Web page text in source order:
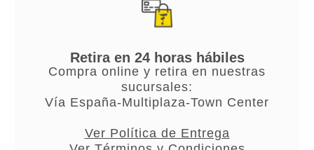
Retira en 24 horas hábiles
Compra online y retira en nuestras
sucursales:
Vía España-Multiplaza-Town Center
Ver Política de Entrega